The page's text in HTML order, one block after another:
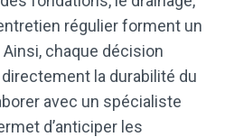
régulier forment un
chaque décision
la durabilité du
avec un spécialiste
d’anticiper les